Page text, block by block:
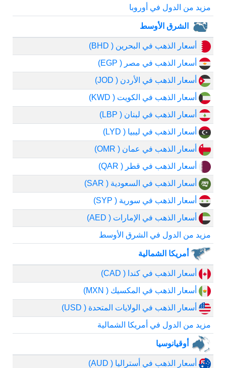
مزيد من الدول في أوروبا
الشرق الأوسط
أسعار الذهب في البحرين ( BHD)
أسعار الذهب في مصر ( EGP)
أسعار الذهب في الأردن ( JOD)
أسعار الذهب في الكويت ( KWD)
أسعار الذهب في لبنان ( LBP)
أسعار الذهب في ليبيا ( LYD)
أسعار الذهب في عمان ( OMR)
أسعار الذهب في قطر ( QAR)
أسعار الذهب في السعودية ( SAR)
أسعار الذهب في سورية ( SYP)
أسعار الذهب في الإمارات ( AED)
مزيد من الدول في الشرق الأوسط
أمريكا الشمالية
أسعار الذهب في كندا ( CAD)
أسعار الذهب في المكسيك ( MXN)
أسعار الذهب في الولايات المتحدة ( USD)
مزيد من الدول في أمريكا الشمالية
أوقيانوسيا
أسعار الذهب في أستراليا ( AUD)